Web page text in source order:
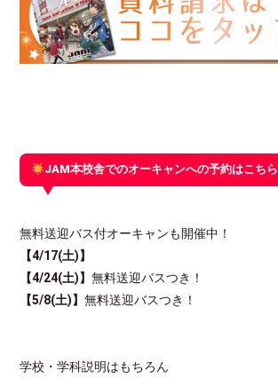
JAM本校舎でのオーキャンへの予約はこちら
無料送迎バス付オーキャンも開催中！
【4/17(土)】
【4/24(土)】無料送迎バスつき！
【5/8(土)】無料送迎バスつき！
学校・学科説明はもちろん